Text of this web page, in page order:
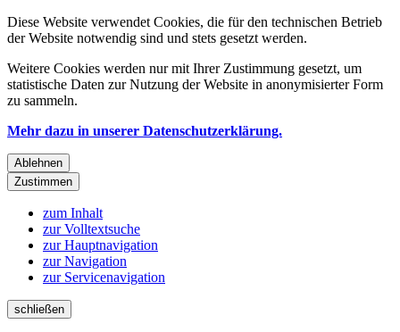
Diese Website verwendet Cookies, die für den technischen Betrieb
der Website notwendig sind und stets gesetzt werden.
Weitere Cookies werden nur mit Ihrer Zustimmung gesetzt, um
statistische Daten zur Nutzung der Website in anonymisierter Form
zu sammeln.
Mehr dazu in unserer Datenschutzerklärung.
Ablehnen
Zustimmen
zum Inhalt
zur Volltextsuche
zur Hauptnavigation
zur Navigation
zur Servicenavigation
schließen